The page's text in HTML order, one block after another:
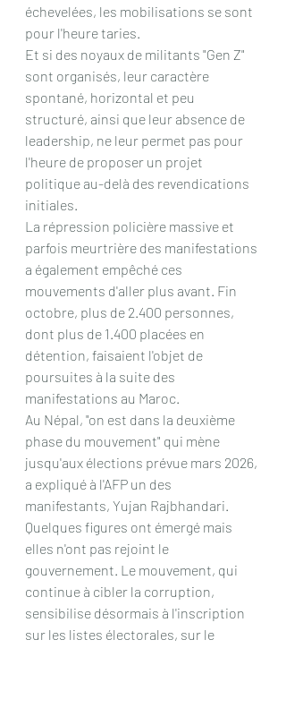
échevelées, les mobilisations se sont
pour l'heure taries.
Et si des noyaux de militants "Gen Z"
sont organisés, leur caractère
spontané, horizontal et peu
structuré, ainsi que leur absence de
leadership, ne leur permet pas pour
l'heure de proposer un projet
politique au-delà des revendications
initiales.
La répression policière massive et
parfois meurtrière des manifestations
a également empêché ces
mouvements d'aller plus avant. Fin
octobre, plus de 2.400 personnes,
dont plus de 1.400 placées en
détention, faisaient l'objet de
poursuites à la suite des
manifestations au Maroc.
Au Népal, "on est dans la deuxième
phase du mouvement" qui mène
jusqu'aux élections prévue mars 2026,
a expliqué à l'AFP un des
manifestants, Yujan Rajbhandari.
Quelques figures ont émergé mais
elles n'ont pas rejoint le
gouvernement. Le mouvement, qui
continue à cibler la corruption,
sensibilise désormais à l'inscription
sur les listes électorales, sur le